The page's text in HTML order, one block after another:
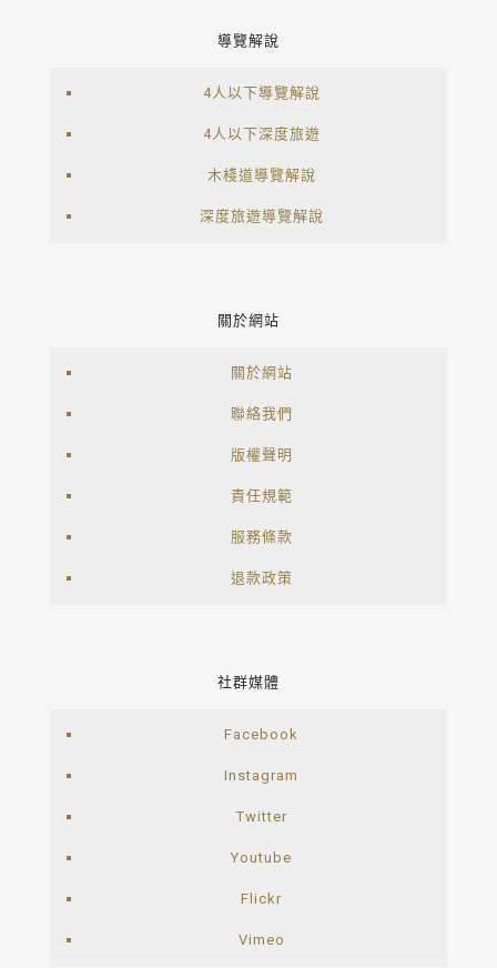
導覽解說
4人以下導覽解說
4人以下深度旅遊
木棧道導覽解說
深度旅遊導覽解說
關於網站
關於網站
聯絡我們
版權聲明
責任規範
服務條款
退款政策
社群媒體
Facebook
Instagram
Twitter
Youtube
Flickr
Vimeo